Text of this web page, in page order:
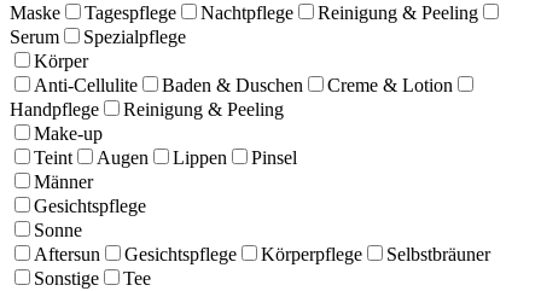
Maske
Tagespflege Nachtpflege
Reinigung & Peeling
Serum
Spezialpflege
Körper
Anti-Cellulite
Baden & Duschen
Creme & Lotion
Handpflege
Reinigung & Peeling
Make-up
Teint
Augen Lippen
Pinsel
Männer
Gesichtspflege
Sonne
Aftersun
Gesichtspflege Körperpflege
Selbstbräuner
Sonstige
Tee